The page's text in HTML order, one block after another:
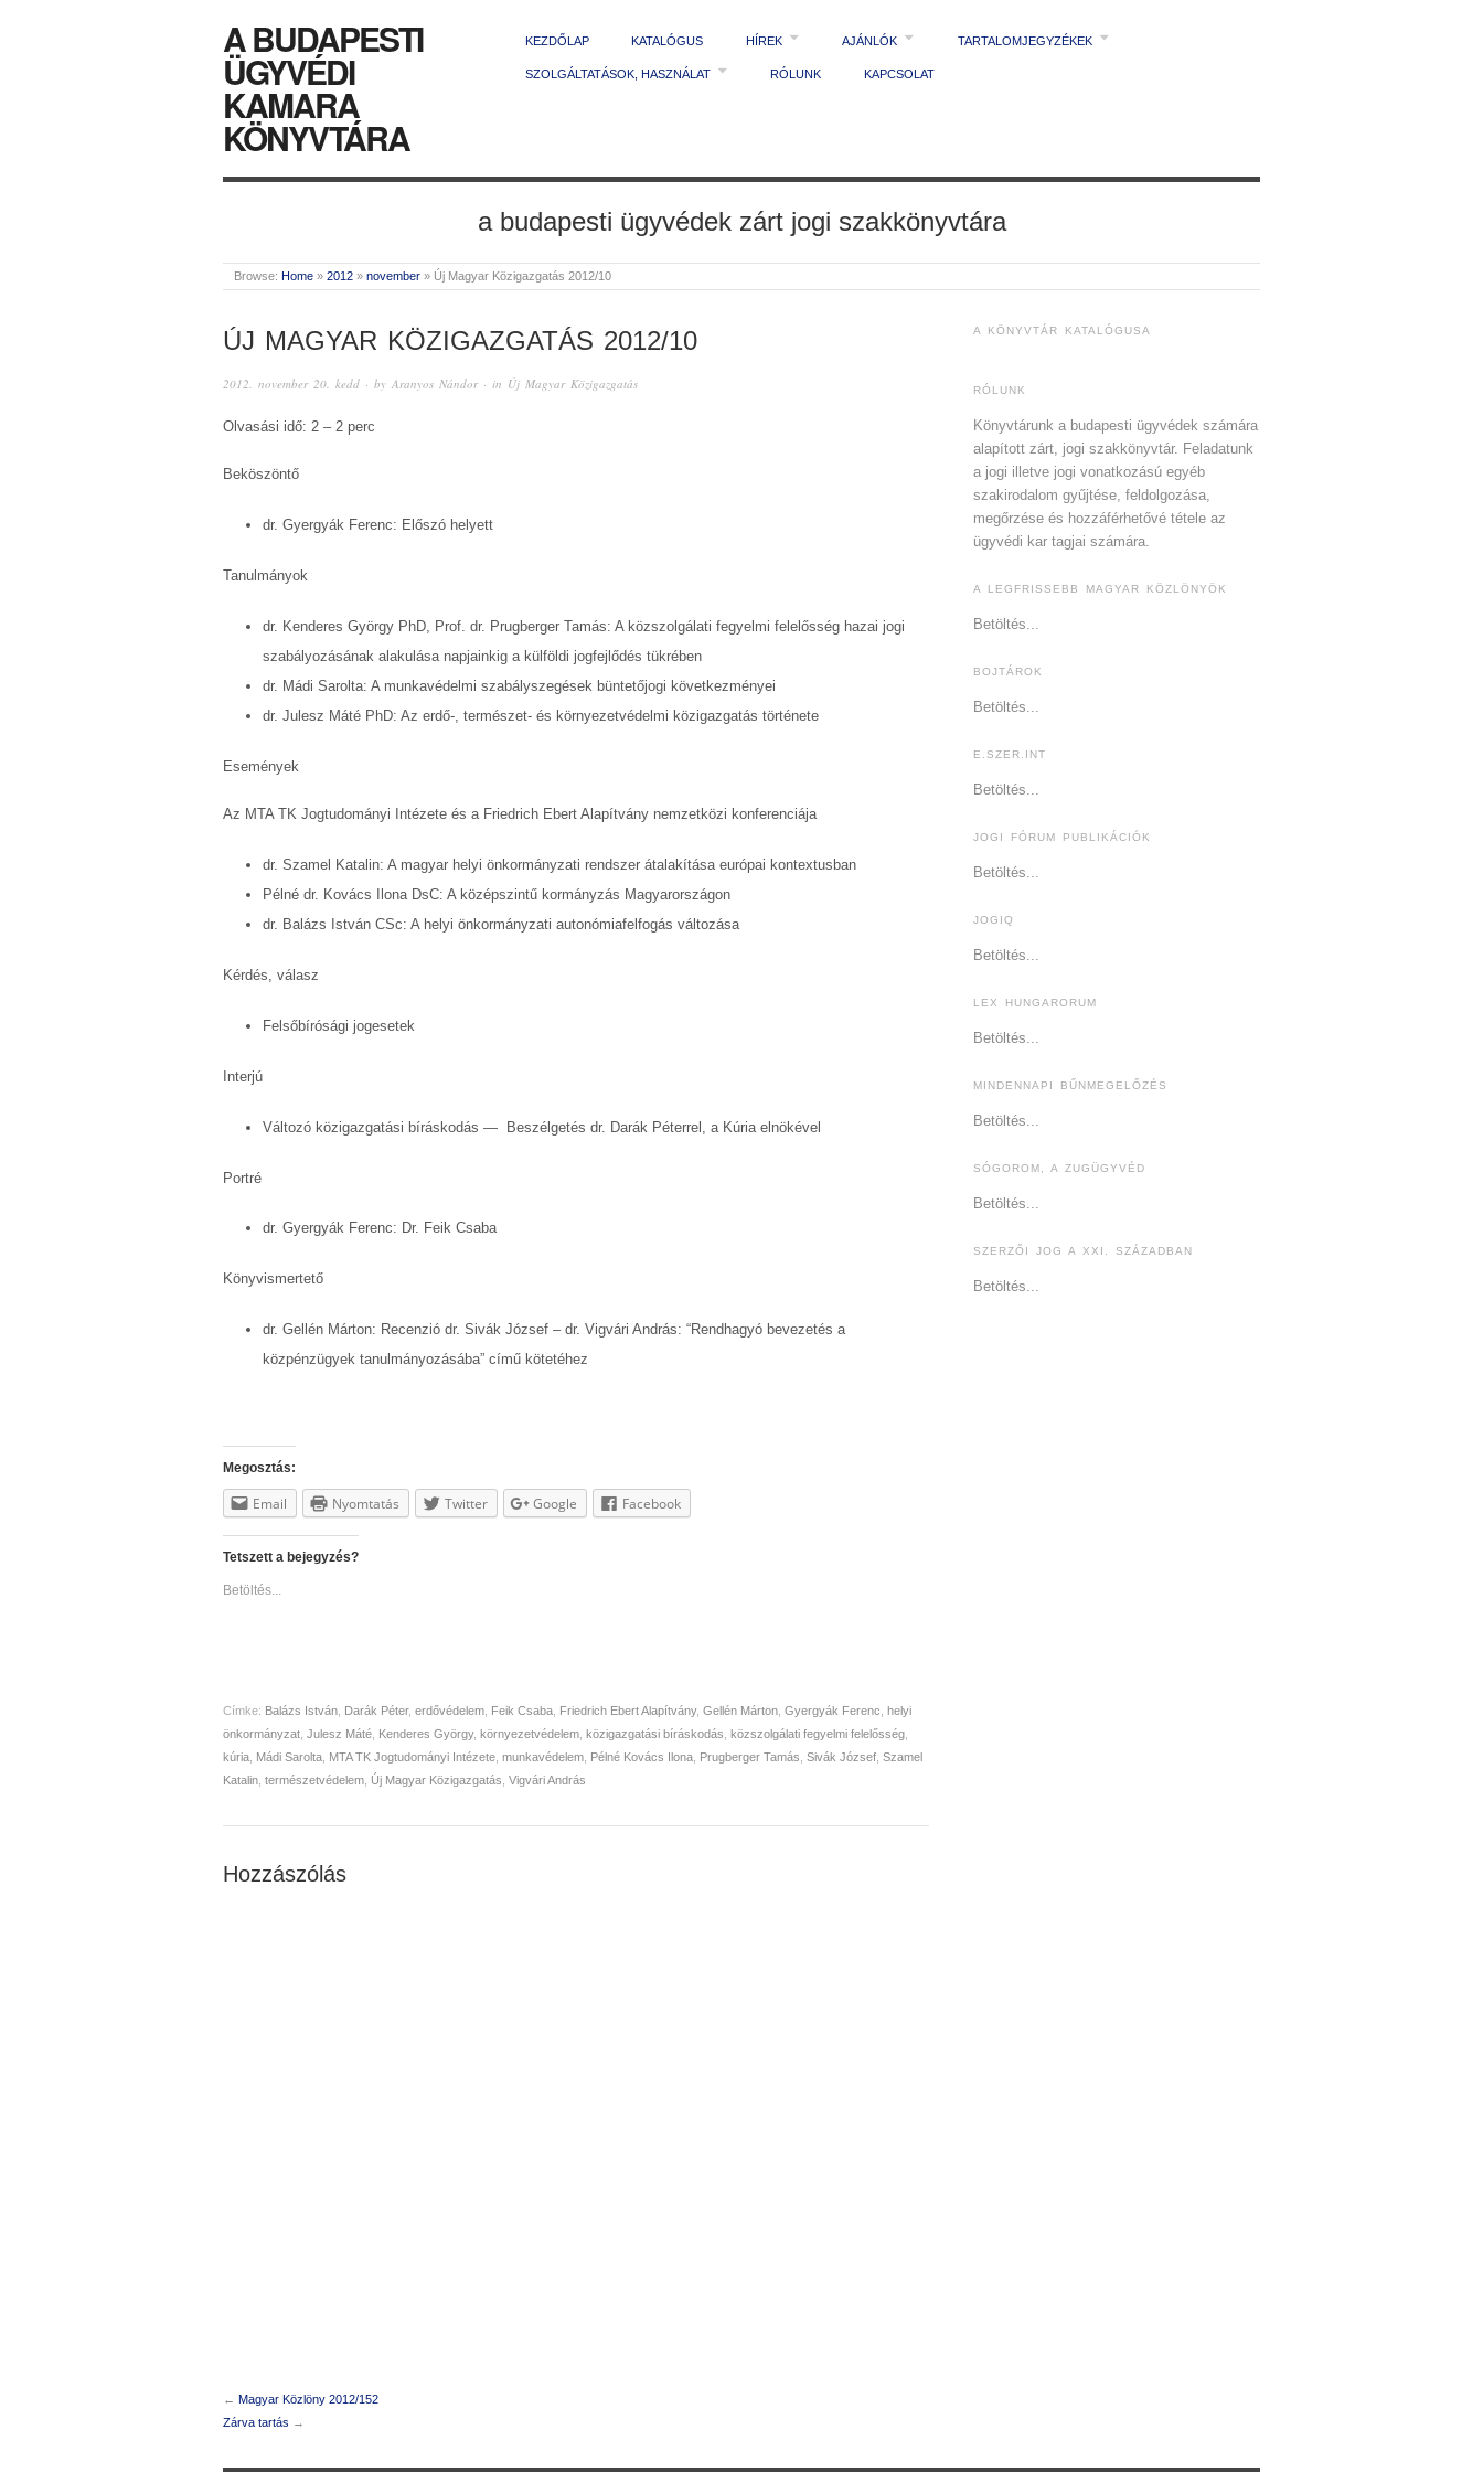
A BUDAPESTI
ÜGYVÉDI
KAMARA
KÖNYVTÁRA
KEZDŐLAP KATALÓGUS HÍREK AJÁNLÓK TARTALOMJEGYZÉKEK
SZOLGÁLTATÁSOK, HASZNÁLAT RÓLUNK KAPCSOLAT
a budapesti ügyvédek zárt jogi szakkönyvtára
Browse: Home » 2012 » november » Új Magyar Közigazgatás 2012/10
ÚJ MAGYAR KÖZIGAZGATÁS 2012/10
2012. november 20. kedd · by Aranyos Nándor· in Új Magyar Közigazgatás
Olvasási idő: 2 – 2 perc
Beköszöntő
dr. Gyergyák Ferenc: Előszó helyett
Tanulmányok
dr. Kenderes György PhD, Prof. dr. Prugberger Tamás: A közszolgálati fegyelmi felelősség hazai jogi
szabályozásának alakulása napjainkig a külföldi jogfejlődés tükrében
dr. Mádi Sarolta: A munkavédelmi szabályszegések büntetőjogi következményei
dr. Julesz Máté PhD: Az erdő-, természet- és környezetvédelmi közigazgatás története
Események
Az MTA TK Jogtudományi Intézete és a Friedrich Ebert Alapítvány nemzetközi konferenciája
dr. Szamel Katalin: A magyar helyi önkormányzati rendszer átalakítása európai kontextusban
Pélné dr. Kovács Ilona DsC: A középszintű kormányzás Magyarországon
dr. Balázs István CSc: A helyi önkormányzati autonómiafelfogás változása
Kérdés, válasz
Felsőbírósági jogesetek
Interjú
Változó közigazgatási bíráskodás — Beszélgetés dr. Darák Péterrel, a Kúria elnökével
Portré
dr. Gyergyák Ferenc: Dr. Feik Csaba
Könyvismertető
dr. Gellén Márton: Recenzió dr. Sivák József – dr. Vigvári András: “Rendhagyó bevezetés a
közpénzügyek tanulmányozásába” című kötetéhez
Megosztás:
Email Nyomtatás Twitter Google Facebook
Tetszett a bejegyzés?
Betöltés...
Címke: Balázs István Darák Péter, erdővédelem Feik Csaba Friedrich Ebert Alapítvány, Gellén Márton Gyergyák Ferenc helyi
önkormányzat Julesz Máté Kenderes György, környezetvédelem közigazgatási bíráskodás közszolgálati fegyelmi felelősség
kúria Mádi Sarolta MTA TK Jogtudományi Intézete munkavédelem Pélné Kovács Ilona Prugberger Tamás Sivák József Szamel
Katalin természetvédelem Új Magyar Közigazgatás Vigvári András
Hozzászólás
← Magyar Közlöny 2012/152
Zárva tartás →
A KÖNYVTÁR KATALÓGUSA
RÓLUNK
Könyvtárunk a budapesti ügyvédek számára
alapított zárt, jogi szakkönyvtár. Feladatunk
a jogi illetve jogi vonatkozású egyéb
szakirodalom gyűjtése, feldolgozása,
megőrzése és hozzáférhetővé tétele az
ügyvédi kar tagjai számára.
A LEGFRISSEBB MAGYAR KÖZLÖNYÖK
Betöltés...
BOJTÁROK
Betöltés...
E.SZER.INT
Betöltés...
JOGI FÓRUM PUBLIKÁCIÓK
Betöltés...
JOGIQ
Betöltés...
LEX HUNGARORUM
Betöltés...
MINDENNAPI BŰNMEGELŐZÉS
Betöltés...
SÓGOROM, A ZUGÜGYVÉD
Betöltés...
SZERZŐI JOG A XXI. SZÁZADBAN
Betöltés...